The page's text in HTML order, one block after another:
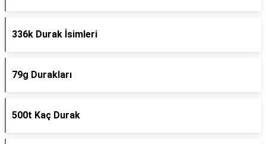
336k Durak İsimleri
79g Durakları
500t Kaç Durak